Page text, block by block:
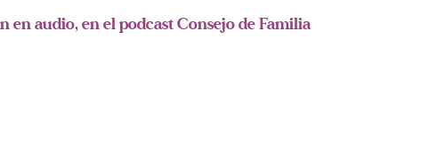
en audio, en el podcast Consejo de Familia